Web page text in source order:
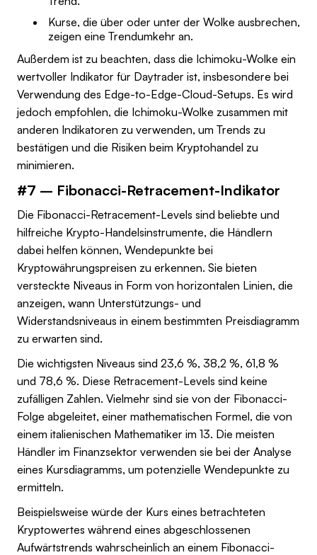
Kurse, die über oder unter der Wolke ausbrechen,
zeigen eine Trendumkehr an.
Außerdem ist zu beachten, dass die Ichimoku-Wolke ein
wertvoller Indikator für Daytrader ist, insbesondere bei
Verwendung des Edge-to-Edge-Cloud-Setups. Es wird
jedoch empfohlen, die Ichimoku-Wolke zusammen mit
anderen Indikatoren zu verwenden, um Trends zu
bestätigen und die Risiken beim Kryptohandel zu
minimieren.
#7 – Fibonacci-Retracement-Indikator
Die Fibonacci-Retracement-Levels sind beliebte und
hilfreiche Krypto-Handelsinstrumente, die Händlern
dabei helfen können, Wendepunkte bei
Kryptowährungspreisen zu erkennen. Sie bieten
versteckte Niveaus in Form von horizontalen Linien, die
anzeigen, wann Unterstützungs- und
Widerstandsniveaus in einem bestimmten Preisdiagramm
zu erwarten sind.
Die wichtigsten Niveaus sind 23,6 %, 38,2 %, 61,8 %
und 78,6 %. Diese Retracement-Levels sind keine
zufälligen Zahlen. Vielmehr sind sie von der Fibonacci-
Folge abgeleitet, einer mathematischen Formel, die von
einem italienischen Mathematiker im 13. Die meisten
Händler im Finanzsektor verwenden sie bei der Analyse
eines Kursdiagramms, um potenzielle Wendepunkte zu
ermitteln.
Beispielsweise würde der Kurs eines betrachteten
Kryptowertes während eines abgeschlossenen
Aufwärtstrends wahrscheinlich an einem Fibonacci-